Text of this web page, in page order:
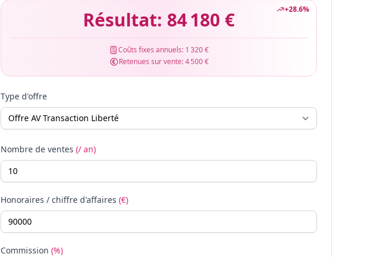
+28.6%
Résultat: 84 180 €
Coûts fixes annuels: 1 320 €
Retenues sur vente:4 500 €
Type d'offre
Nombre de ventes (/ an)
Honoraires / chiffre d'affaires (€)
Commission (%)